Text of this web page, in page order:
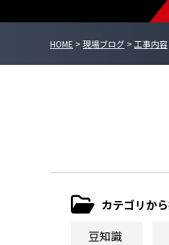
HOME > 現場ブログ > 工事内容
カテゴリか
豆知識